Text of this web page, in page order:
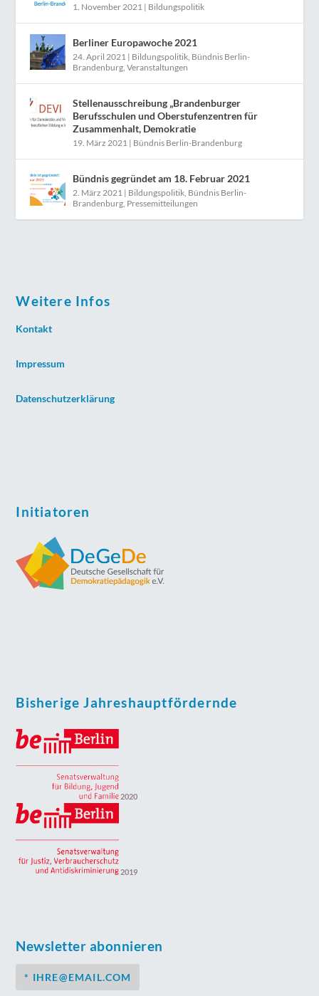
1. November 2021 | Bildungspolitik
Berliner Europawoche 2021
24. April 2021 | Bildungspolitik, Bündnis Berlin-
Brandenburg,Veranstaltungen
Stellenausschreibung „Brandenburger
Berufsschulen und Oberstufenzentren für
Zusammenhalt, Demokratie
19. März 2021 | Bündnis Berlin-Brandenburg
Bündnis gegründet am 18. Februar 2021
2. März 2021 | Bildungspolitik, Bündnis Berlin-
Brandenburg, Pressemitteilungen
Weitere Infos
Kontakt
Impressum
Datenschutzerklärung
Initiatoren
Bisherige Jahreshauptfördernde
2020
2019
Newsletter abonnieren